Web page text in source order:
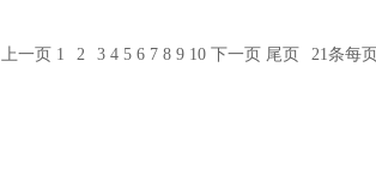
上一页 1 2 3 4 5 6 7 8 9 10 下一页 尾页 21条每页